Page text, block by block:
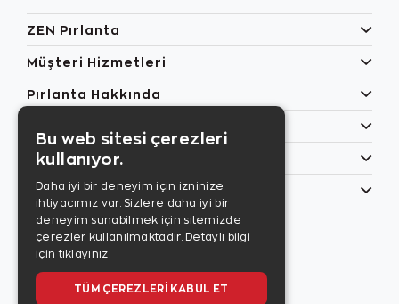
ZEN Pırlanta
Müşteri Hizmetleri
Pırlanta Hakkında
Özel Günler
Bilgilerim
Son sayıyı
Bu web sitesi çerezleri
kullanıyor.
Daha iyi bir deneyim için izninize
ihtiyacımız var. Sizlere daha iyi bir
deneyim sunabilmek için sitemizde
çerezler kullanılmaktadır. Detaylı bilgi
için tıklayınız.
TÜM ÇEREZLERI KABUL ET